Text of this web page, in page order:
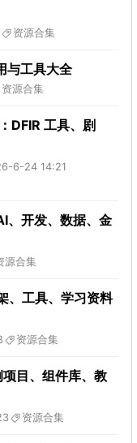
资源合集
与工具大全
资源合集
DFIR 工具、剧
6-24 14:21
、开发、数据、金
源合集
、工具、学习资料
资源合集
目、组件库、教
资源合集